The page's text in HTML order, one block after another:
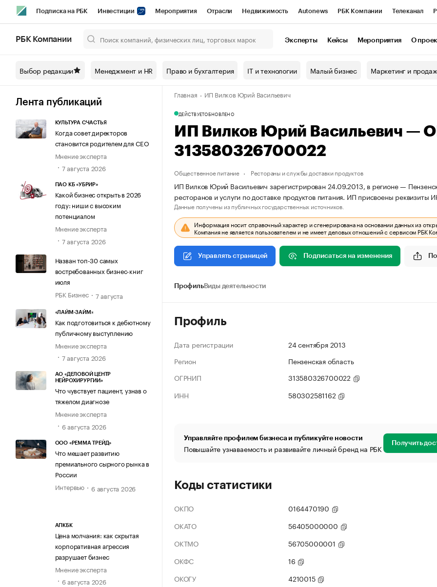
Подписка на РБК Инвестиции Мероприятия Отрасли Недвижимость Autonews РБК Компании Телеканал
Спецпроекты СПб Конференции СПб Спецпроекты Проверка контрагентов
Технологии и медиа Рынок наличной валюты
РБК Компании Эксперты Кейсы Мероприятия О
Выбор редакции Менеджмент и HR Право и бухгалтерия IT и технологии Малый бизнес Маркетинг и
Лента публикаций
КУЛЬТУРА СЧАСТЬЯ
Когда совет директоров
становится родителем для CEO
Мнение эксперта
7 августа 2026
ПАО КБ «УБРИР»
Какой бизнес открыть в 2026
году: ниши с высоким
потенциалом
Мнение эксперта
7 августа 2026
Назван топ-30 самых
востребованных бизнес-книг
июля
РБК Бизнес
7 августа
«ЛАЙМ-ЗАЙМ»
Как подготовиться к дебютному
публичному выступлению
Мнение эксперта
7 августа 2026
АО «ДЕЛОВОЙ ЦЕНТР
НЕЙРОХИРУРГИИ»
Что чувствует пациент, узнав о
тяжелом диагнозе
Мнение эксперта
6 августа 2026
ООО «РЕММА ТРЕЙД»
Что мешает развитию
премиального сырного рынка в
России
Интервью
6 августа 2026
АПКБК
Цена молчания: как скрытая
корпоративная агрессия
разрушает бизнес
Мнение эксперта
6 августа 2026
Главная ИП Вилков Юрий Васильевич
ДЕЙСТВУЕТОБНОВЛЕНО
ИП Вилков Юрий Васильевич —
313580326700022
Общественное питание Рестораны и службы доставки продуктов
ИП Вилков Юрий Васильевич зарегистрирован 24.09.2013, в регионе —
ресторанов и услуги по доставке продуктов питания. ИП присвоены
Данные получены из публичных государственных источников.
Информация носит справочный характер и сгенерирована на основании данных из
Компания не является пользователем и не имеет деловых отношений с сервисом РБК
Управлять страницей Подписаться на изменения
ПрофильВиды деятельности
Профиль
Дата регистрации
24 сентября 2013
Регион
Пензенская область
ОГРНИП
313580326700022
ИНН
580302581162
Управляйте профилем бизнеса и публикуйте новости
Повышайте узнаваемость и развивайте личный бренд на РБК Получить
Коды статистики
ОКПО
0164470190
ОКАТО
56405000000
ОКТМО
56705000001
ОКФС
16
ОКОГУ
4210015